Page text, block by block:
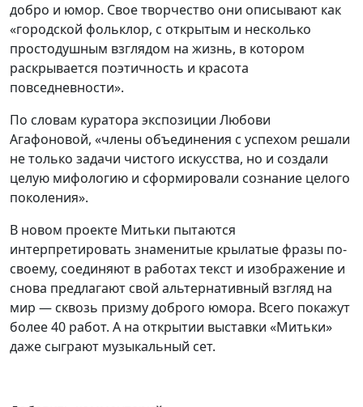
добро и юмор. Свое творчество они описывают как
«городской фольклор, с открытым и несколько
простодушным взглядом на жизнь, в котором
раскрывается поэтичность и красота
повседневности».
По словам куратора экспозиции Любови
Агафоновой, «члены объединения с успехом решали
не только задачи чистого искусства, но и создали
целую мифологию и сформировали сознание целого
поколения».
В новом проекте Митьки пытаются
интерпретировать знаменитые крылатые фразы по-
своему, соединяют в работах текст и изображение и
снова предлагают свой альтернативный взгляд на
мир — сквозь призму доброго юмора. Всего покажут
более 40 работ. А на открытии выставки «Митьки»
даже сыграют музыкальный сет.